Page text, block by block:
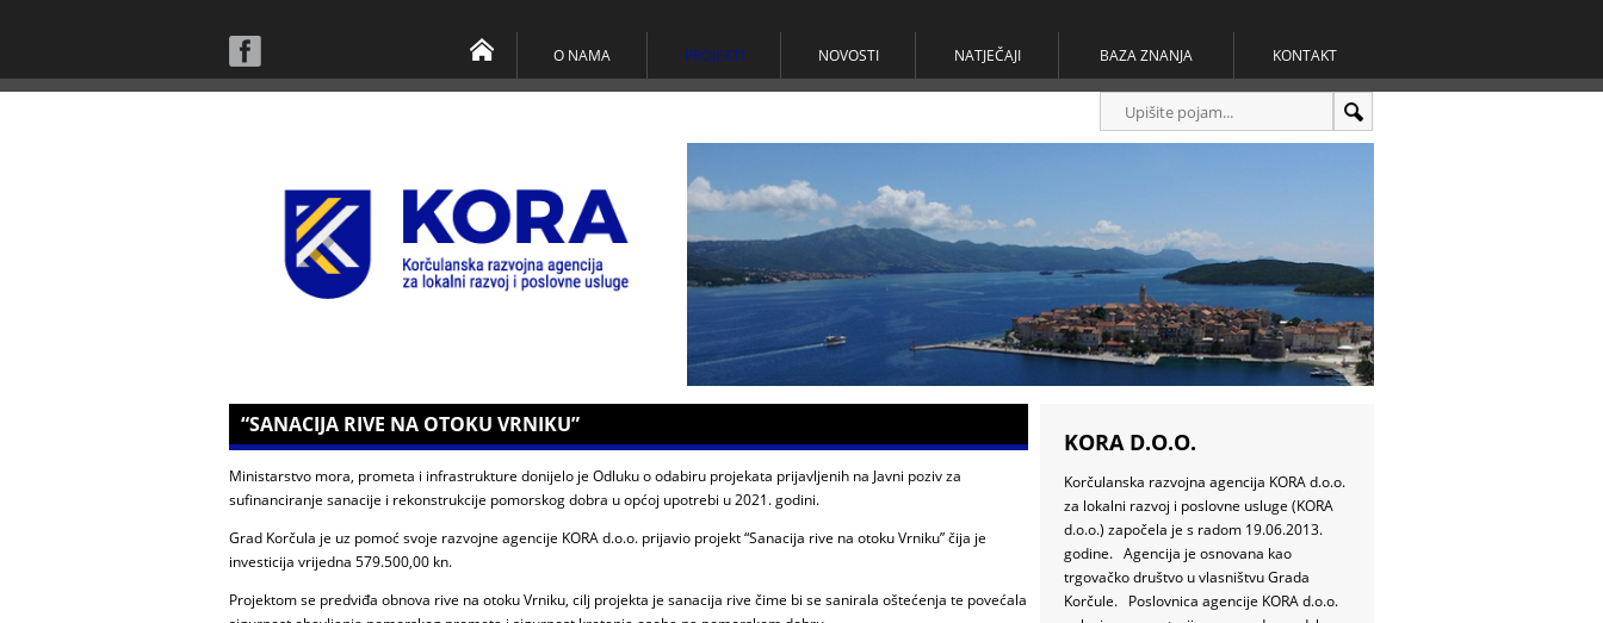
O NAMA PROJEKTI NOVOSTI NATJEČAJI BAZA ZNANJA KONTAKT
“SANACIJA RIVE NA OTOKU VRNIKU”
Ministarstvo mora, prometa i infrastrukture donijelo je Odluku o odabiru projekata prijavljenih na Javni poziv za
sufinanciranje sanacije i rekonstrukcije pomorskog dobra u općoj upotrebi u 2021. godini.
Grad Korčula je uz pomoć svoje razvojne agencije KORA d.o.o. prijavio projekt “Sanacija rive na otoku Vrniku” čija je
investicija vrijedna 579.500,00 kn.
Projektom se predviđa obnova rive na otoku Vrniku, cilj projekta je sanacija rive čime bi se sanirala oštećenja te povećala
KORA D.O.O.
Korčulanska razvojna agencija KORA d.o.o.
za lokalni razvoj i poslovne usluge (KORA
d.o.o.) započela je s radom 19.06.2013.
godine. Agencija je osnovana kao
trgovačko društvo u vlasništvu Grada
Korčule. Poslovnica agencije KORA d.o.o.